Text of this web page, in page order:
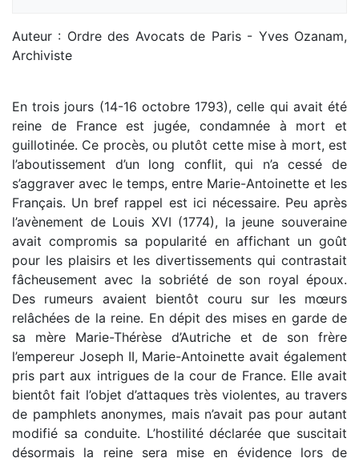
Auteur : Ordre des Avocats de Paris - Yves Ozanam,
Archiviste
En trois jours (14-16 octobre 1793), celle qui avait été
reine de France est jugée, condamnée à mort et
guillotinée. Ce procès, ou plutôt cette mise à mort, est
l’aboutissement d’un long conflit, qui n’a cessé de
s’aggraver avec le temps, entre Marie-Antoinette et les
Français. Un bref rappel est ici nécessaire. Peu après
l’avènement de Louis XVI (1774), la jeune souveraine
avait compromis sa popularité en affichant un goût
pour les plaisirs et les divertissements qui contrastait
fâcheusement avec la sobriété de son royal époux.
Des rumeurs avaient bientôt couru sur les mœurs
relâchées de la reine. En dépit des mises en garde de
sa mère Marie-Thérèse d’Autriche et de son frère
l’empereur Joseph II, Marie-Antoinette avait également
pris part aux intrigues de la cour de France. Elle avait
bientôt fait l’objet d’attaques très violentes, au travers
de pamphlets anonymes, mais n’avait pas pour autant
modifié sa conduite. L’hostilité déclarée que suscitait
désormais la reine sera mise en évidence lors de